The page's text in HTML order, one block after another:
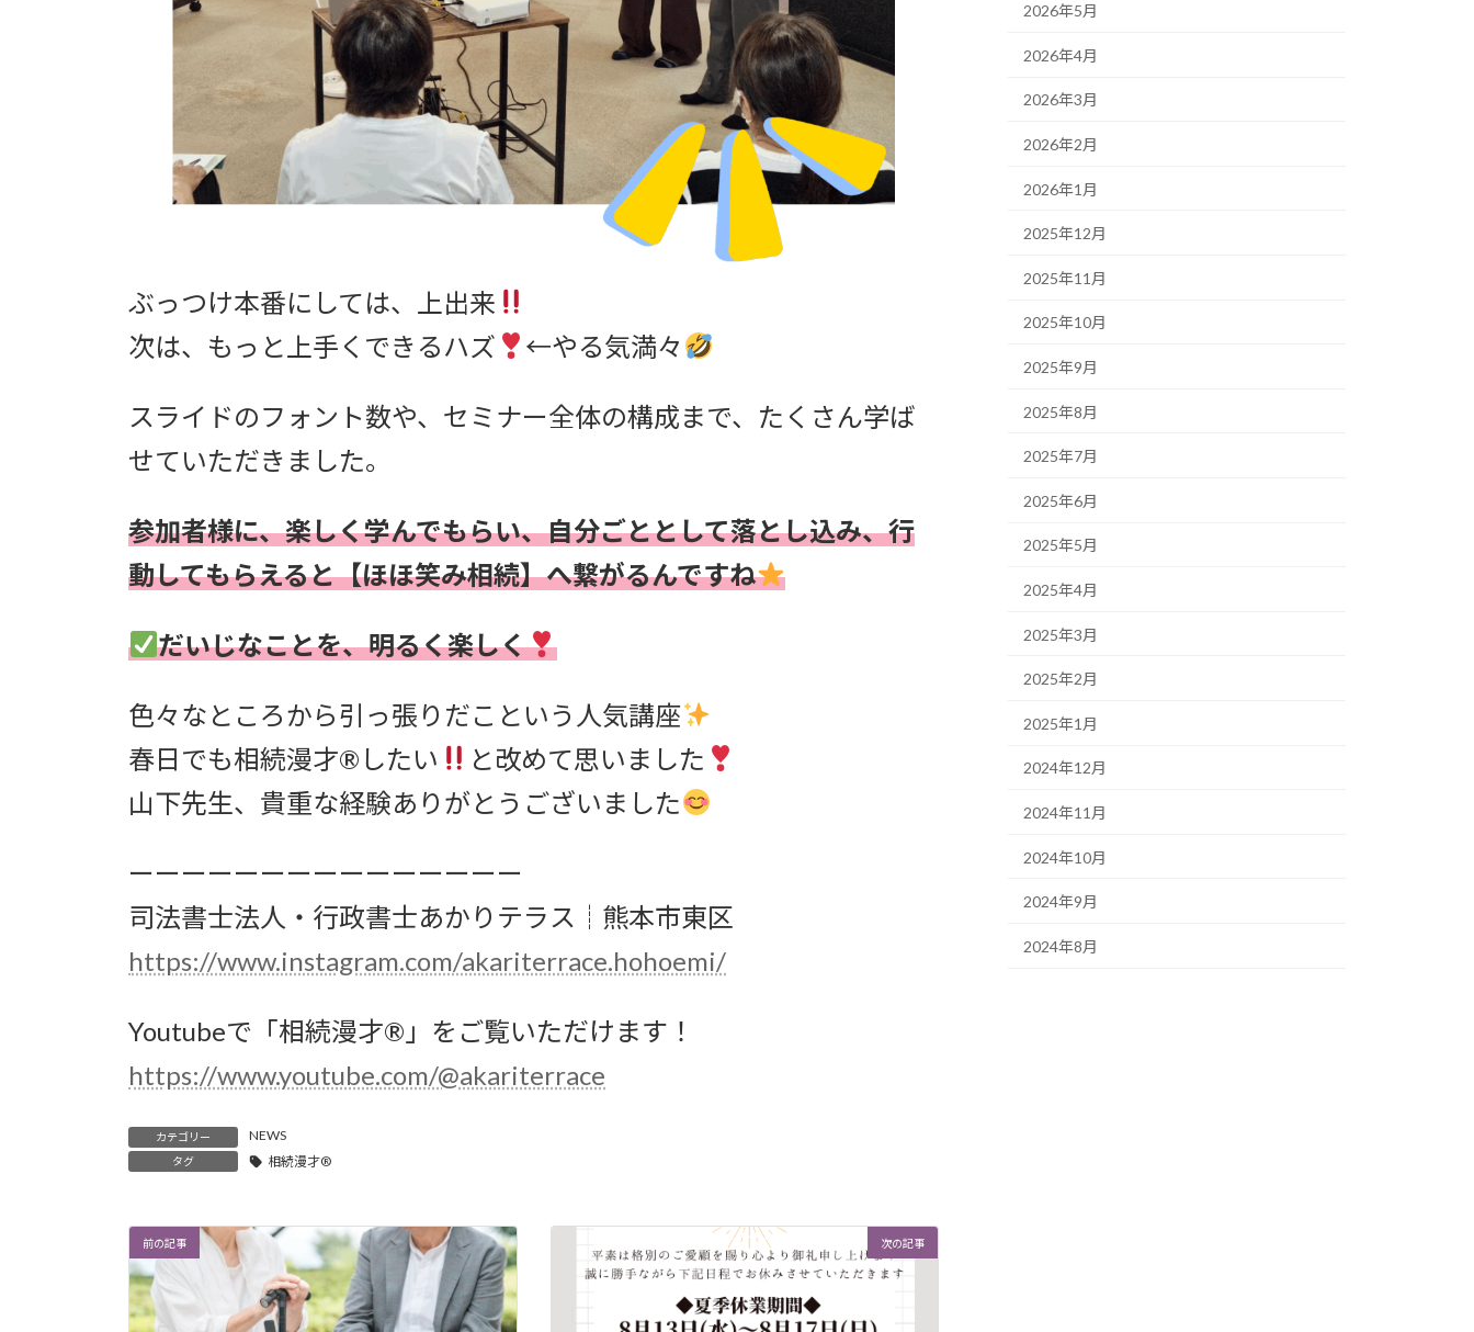
ぶっつけ本番にしては、上出来
次は、もっと上手くできるハズ
←やる気満々
スライドのフォント数や、セミナー全体の構成まで、たくさん学ば
せていただきました。
参加者様に、楽しく学んでもらい、自分ごととして落とし込み、行
動してもらえると【ほほ笑み相続】へ繋がるんですね
だいじなことを、明るく楽しく
色々なところから引っ張りだこという人気講座
春日でも相続漫才®したい
と改めて思いました
山下先生、貴重な経験ありがとうございました
ーーーーーーーーーーーーーーー
司法書士法人・行政書士あかりテラス┊︎熊本市東区
https://www.instagram.com/akariterrace.hohoemi/
Youtubeで「相続漫才®」をご覧いただけます！
https://www.youtube.com/@akariterrace
カテゴリー NEWS
タグ 相続漫才®
前の記事 次の記事
2026年5月
2026年4月
2026年3月
2026年2月
2026年1月
2025年12月
2025年11月
2025年10月
2025年9月
2025年8月
2025年7月
2025年6月
2025年5月
2025年4月
2025年3月
2025年2月
2025年1月
2024年12月
2024年11月
2024年10月
2024年9月
2024年8月